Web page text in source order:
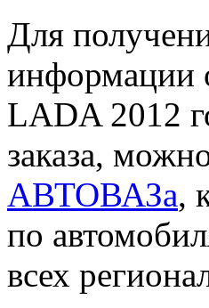
Для
информации
LADA 2012
заказа,
АВТОВАЗа,
по
всех